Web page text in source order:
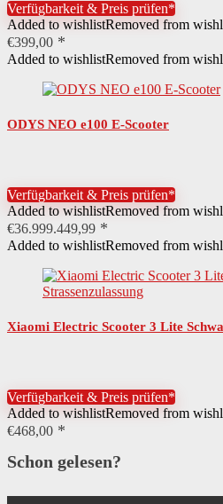
Verfügbarkeit & Preis prüfen*
Added to wishlistRemoved from
€399,00
Added to wishlistRemoved from
ODYS NEO e100 E-Scooter
Verfügbarkeit & Preis prüfen*
Added to wishlistRemoved from
€36.999.449,99
Added to wishlistRemoved from
Xiaomi Electric Scooter 3 Lite
Verfügbarkeit & Preis prüfen*
Added to wishlistRemoved from
€468,00
Schon gelesen?